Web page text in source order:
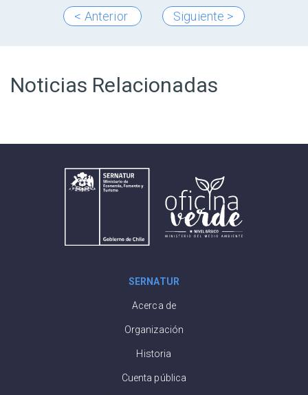
< Anterior Siguiente >
Noticias Relacionadas
SERNATUR
Acerca de
Organización
Historia
Cuenta pública